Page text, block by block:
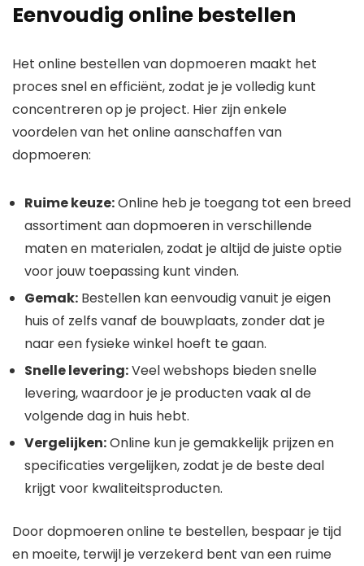
Eenvoudig online bestellen
Het online bestellen van dopmoeren maakt het
proces snel en efficiënt, zodat je je volledig kunt
concentreren op je project. Hier zijn enkele
voordelen van het online aanschaffen van
dopmoeren:
Ruime keuze:Online heb je toegang tot een breed
assortiment aan dopmoeren in verschillende
maten en materialen, zodat je altijd de juiste optie
voor jouw toepassing kunt vinden.
Gemak: Bestellen kan eenvoudig vanuit je eigen
huis of zelfs vanaf de bouwplaats, zonder dat je
naar een fysieke winkel hoeft te gaan.
Snelle levering:Veel webshops bieden snelle
levering, waardoor je je producten vaak al de
volgende dag in huis hebt.
Vergelijken:Online kun je gemakkelijk prijzen en
specificaties vergelijken, zodat je de beste deal
krijgt voor kwaliteitsproducten.
Door dopmoeren online te bestellen, bespaar je tijd
en moeite, terwijl je verzekerd bent van een ruime